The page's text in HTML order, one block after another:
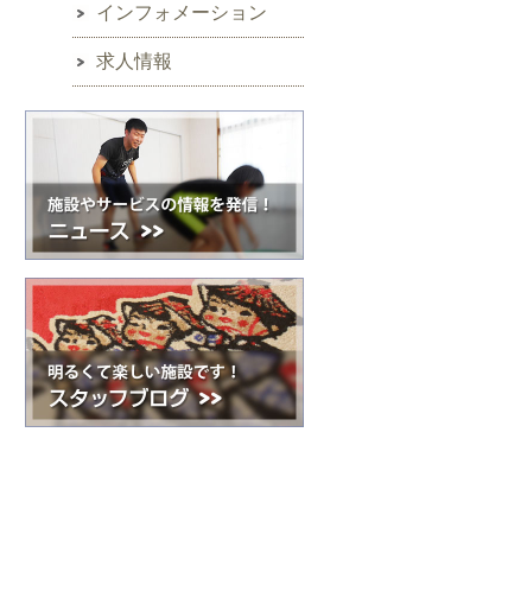
インフォメーション
求人情報